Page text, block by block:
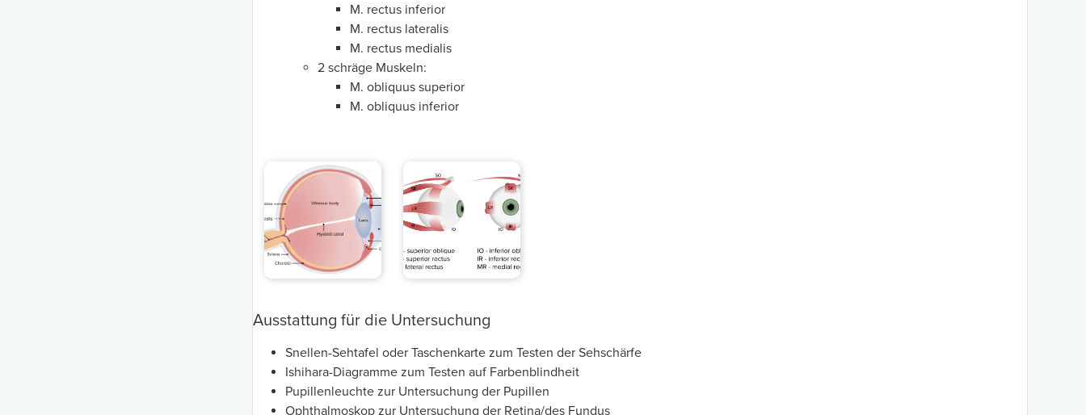
M. rectus inferior
M. rectus lateralis
M. rectus medialis
2 schräge Muskeln:
M. obliquus superior
M. obliquus inferior
Ausstattung für die Untersuchung
Snellen-Sehtafel oder Taschenkarte zum Testen der Sehschärfe
Ishihara-Diagramme zum Testen auf Farbenblindheit
Pupillenleuchte zur Untersuchung der Pupillen
Ophthalmoskop zur Untersuchung der Retina/des Fundus